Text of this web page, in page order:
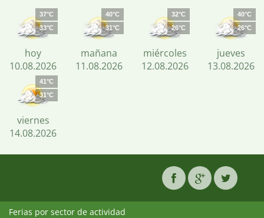
37°C
33°C
hoy
10.08.2026
40°C
31°C
mañana
11.08.2026
32°C
26°C
miércoles
12.08.2026
40°C
26°C
jueves
13.08.2026
41°C
31°C
viernes
14.08.2026
Ferias por sector de actividad